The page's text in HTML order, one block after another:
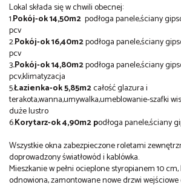
Lokal składa się w chwili obecnej:
1.Pokój-ok14,50m2 podłoga panele,ściany
pcv
2.Pokój-ok 16,40m2podłoga panele,ściany
pcv
3.Pokój-ok 14,80m2podłoga panele,ściany
pcv,klimatyzacja
5.Łazienka-ok 5,85m2całość glazura i
terakota,wanna,umywalka,umeblowanie-szafki
duże lustro
6.Korytarz-ok 4,90m2 podłoga panele,ściany
Wszystkie okna zabezpieczone roletami
doprowadzony światłowód i kablówka.
Mieszkanie w pełni ocieplone styropianem 10
odnowiona, zamontowane nowe drzwi wejściowe